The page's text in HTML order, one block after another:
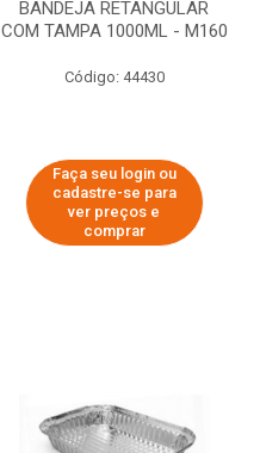
BANDEJA RETANGULAR
COM TAMPA 1000ML - M160
Código: 44430
Faça seu login ou
cadastre-se para
ver preços e
comprar